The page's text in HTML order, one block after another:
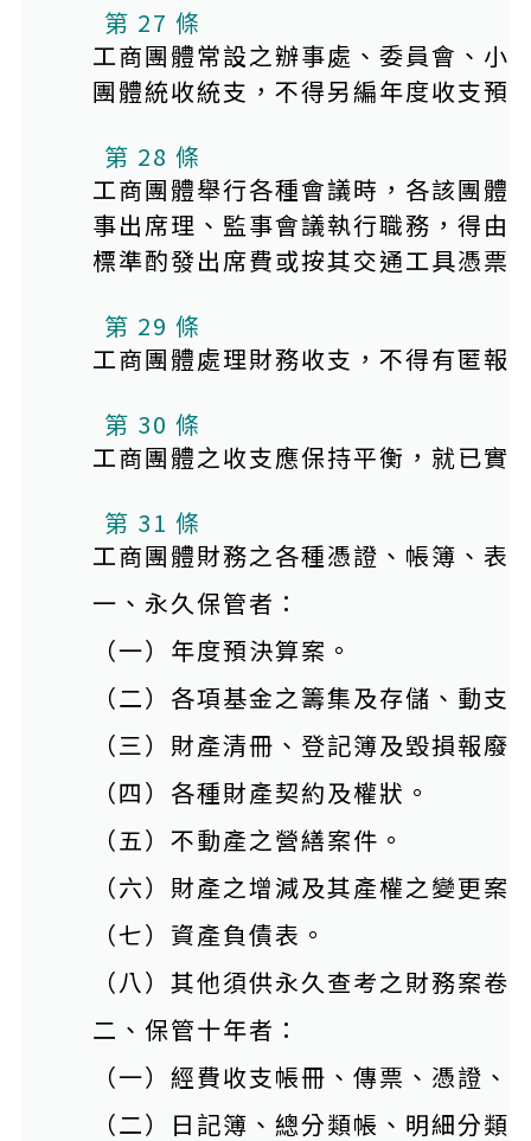
第 27 條
工商團體常設之辦事處、委員會、小
團體統收統支，不得另編年度收支預
第 28 條
工商團體舉行各種會議時，各該團體
事出席理、監事會議執行職務，得由
標準酌發出席費或按其交通工具憑票
第 29 條
工商團體處理財務收支，不得有匿報
第 30 條
工商團體之收支應保持平衡，就已實
第 31 條
工商團體財務之各種憑證、帳簿、表
一、永久保管者：
（一）年度預決算案。
（二）各項基金之籌集及存儲、動支
（三）財產清冊、登記簿及毀損報廢
（四）各種財產契約及權狀。
（五）不動產之營繕案件。
（六）財產之增減及其產權之變更案
（七）資產負債表。
（八）其他須供永久查考之財務案卷
二、保管十年者：
（一）經費收支帳冊、傳票、憑證、
（二）日記簿、總分類帳、明細分類